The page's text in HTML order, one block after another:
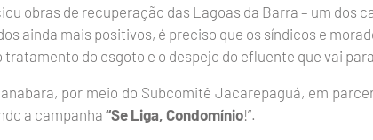
obras de recuperação das Lagoas da Barra – um dos
ainda mais positivos, é preciso que os síndicos e
do esgoto e o despejo do efluente que vai
por meio do Subcomitê Jacarepaguá, em
a campanha “Se Liga, Condomínio!”.